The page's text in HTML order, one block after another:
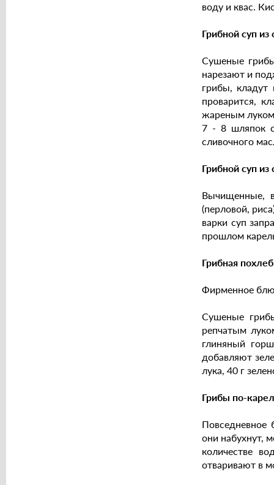
воду и квас.
Грибной суп
Сушеные
нарезают и
грибы, кладут
проварится,
жареным
7 - 8 шляпок
сливочного
Грибной суп
Вычищенные,
(перловой,
варки суп
прошлом
Грибная
Фирменное
Сушеные
репчатым
глиняный
добавляют
лука, 40 г
Грибы по-
Повседневное
они набухнут,
количестве
отваривают в